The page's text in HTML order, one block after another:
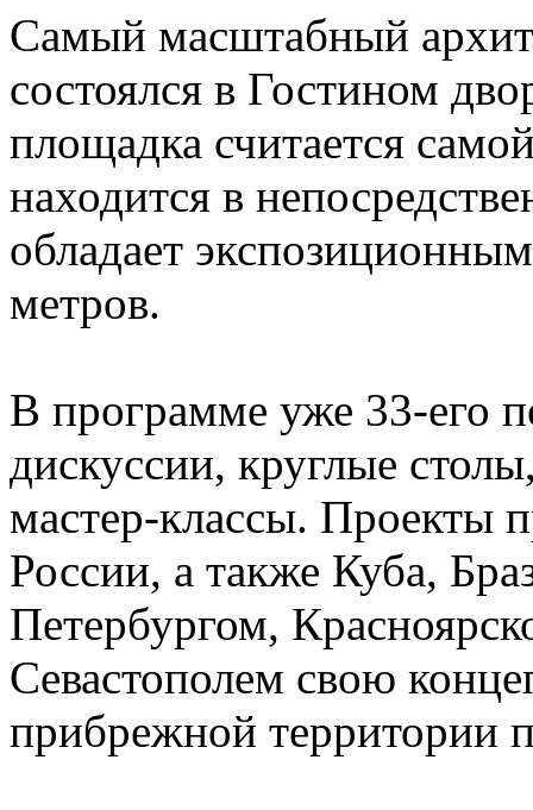
Самый масштабный
состоялся в Гостином
площадка считается
находится в
обладает
метров.
В программе уже 33-его
дискуссии, круглые
мастер-классы. Проекты
России, а также Куба,
Петербургом,
Севастополем свою
прибрежной территории